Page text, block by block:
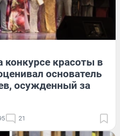
конкурсе красоты в
основатель
осужденный за
21